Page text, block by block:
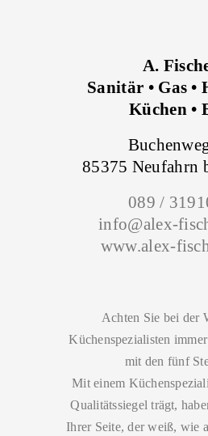
A.
Sanitär • Gas •
Küchen •
85375 Neufahrn
089 /
info@alex-
www.alex-
Achten Sie bei der
Küchenspezialisten
mit den fünf
Mit einem
Qualitätssiegel trägt,
Ihrer Seite, der weiß, wie